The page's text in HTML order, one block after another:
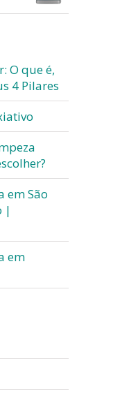
O que é,
4 Pilares
em São
|
em